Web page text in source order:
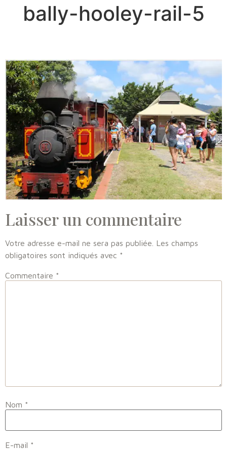
bally-hooley-rail-5
Laisser un commentaire
Votre adresse e-mail ne sera pas publiée. Les champs
obligatoires sont indiqués avec *
Commentaire *
Nom *
E-mail *